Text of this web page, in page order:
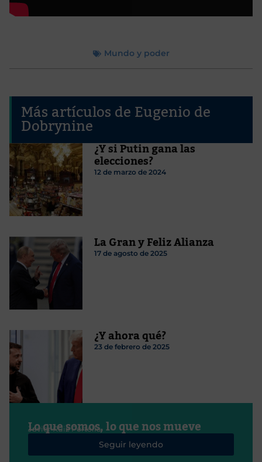
Mundo y poder
Más artículos de Eugenio de
Dobrynine
¿Y si Putin gana las
elecciones?
12 de marzo de 2024
La Gran y Feliz Alianza
17 de agosto de 2025
¿Y ahora qué?
23 de febrero de 2025
Lo que somos, lo que nos mueve
Javier Ruiz Portella
Seguir leyendo